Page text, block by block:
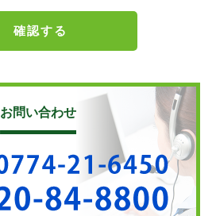
確認する
お問い合わせ